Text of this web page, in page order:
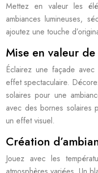
Mettez en valeur les
ambiances lumineuses,
ajoutez une touche
Mise en valeur
Éclairez une façade
effet spectaculaire.
solaires pour une
avec des bornes solaires
un effet visuel.
Création
Jouez avec les